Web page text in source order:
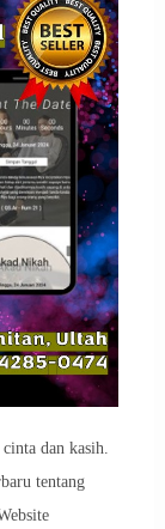
dan kasih.
tentang